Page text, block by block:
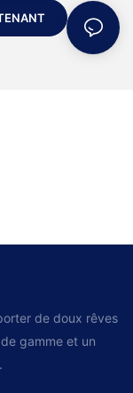
de doux rêves
gamme et un